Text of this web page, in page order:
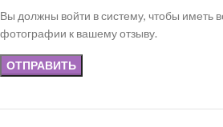
Вы должны войти в систему, чтобы иметь
фотографии к вашему отзыву.